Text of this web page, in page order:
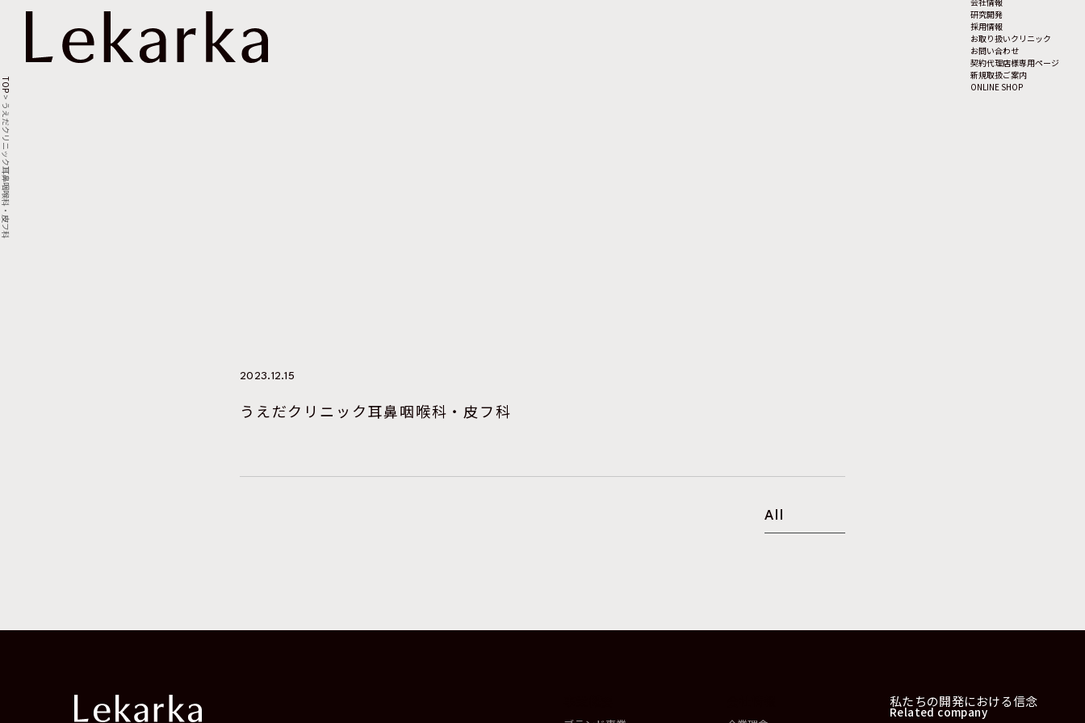
研究開発
採用情報
お取り扱いクリニック
お問い合わせ
契約代理店様専用ページ
新規取扱ご案内
ONLINE SHOP
TOP
>
うえだクリニック耳鼻咽喉科・皮フ科
2023.12.15
うえだクリニック耳鼻咽喉科・皮フ科
All
私たちの開発における信念
Related company